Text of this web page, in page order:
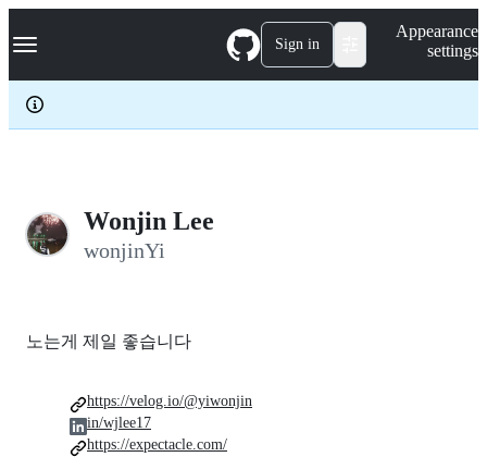
k
p
c
Navigation Menu Sign in
Appearance
settings
Wonjin Lee
wonjinYi
노는게 제일 좋습니다
https://velog.io/@yiwonjin
in/wjlee17
https://expectacle.com/